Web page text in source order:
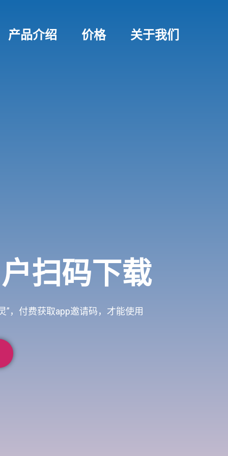
产品介绍 价格 关于我们
扫码下载
”，付费获取app邀请码，才能使用